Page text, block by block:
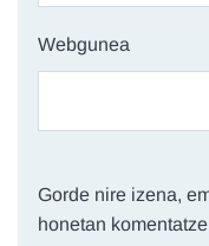
Webgunea
Gorde nire izena,
honetan